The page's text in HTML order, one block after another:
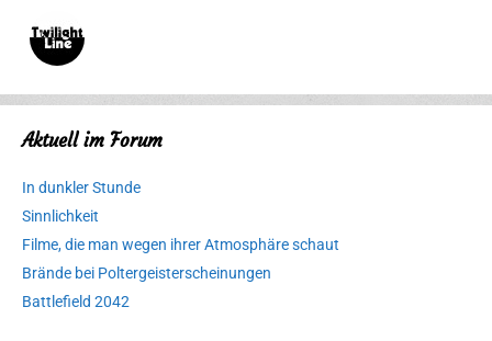
Aktuell im Forum
In dunkler Stunde
Sinnlichkeit
Filme, die man wegen ihrer Atmosphäre schaut
Brände bei Poltergeisterscheinungen
Battlefield 2042